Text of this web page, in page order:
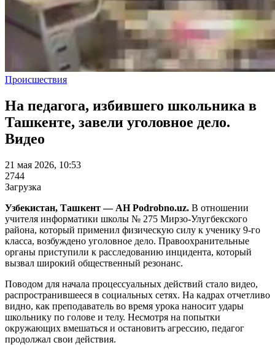
Происшествия
На педагога, избившего школьника в
Ташкенте, завели уголовное дело.
Видео
21 мая 2026, 10:53
2744
Загрузка
Узбекистан, Ташкент — АН Podrobno.uz. В отношении
учителя информатики школы № 275 Мирзо-Улугбекского
района, который применил физическую силу к ученику 9-го
класса, возбуждено уголовное дело. Правоохранительные
органы приступили к расследованию инцидента, который
вызвал широкий общественный резонанс.
Поводом для начала процессуальных действий стало видео,
распространившееся в социальных сетях. На кадрах отчетливо
видно, как преподаватель во время урока наносит удары
школьнику по голове и телу. Несмотря на попытки
окружающих вмешаться и остановить агрессию, педагог
продолжал свои действия.